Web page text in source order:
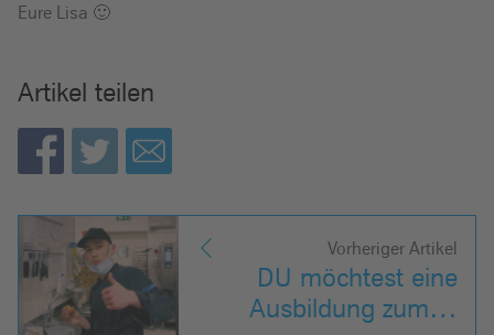
Eure Lisa 🙂
Artikel teilen
Vorheriger Artikel
DU möchtest eine
Ausbildung zum…